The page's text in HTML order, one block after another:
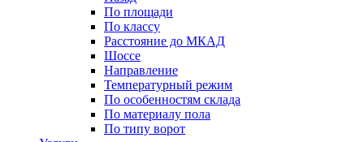
По площади
По классу
Расстояние до МКАД
Шоссе
Направление
Температурный режим
По особенностям склада
По материалу пола
По типу ворот